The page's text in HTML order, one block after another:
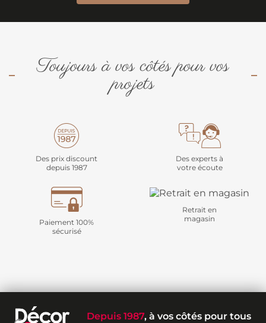
Toujours à vos côtés pour vos
projets
Des prix discount
depuis 1987
Des experts à
votre écoute
Paiement 100%
sécurisé
Retrait en
magasin
Depuis 1987, à vos côtés pour tous